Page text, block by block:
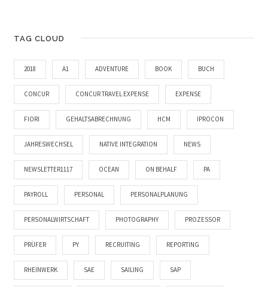
TAG CLOUD
2018 A1 ADVENTURE BOOK BUCH
CONCUR CONCUR TRAVEL EXPENSE EXPENSE
FIORI GEHALTSABRECHNUNG HCM IPROCON
JAHRESWECHSEL NATIVE INTEGRATION NEWS
NEWSLETTER1117 OCEAN ON BEHALF PA
PAYROLL PERSONAL PERSONALPLANUNG
PERSONALWIRTSCHAFT PHOTOGRAPHY PROZESSOR
PRÜFER PY RECRUITING REPORTING
RHEINWERK SAE SAILING SAP